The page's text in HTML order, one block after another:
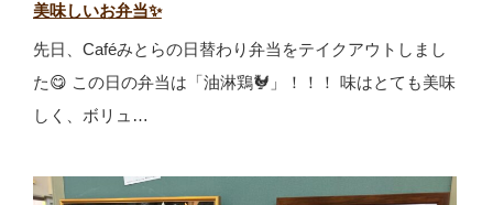
美味しいお弁当✨
先日、Caféみとらの日替わり弁当をテイクアウトしまし
た😋 この日の弁当は「油淋鶏🐓」！！！ 味はとても美味
しく、ボリュ…